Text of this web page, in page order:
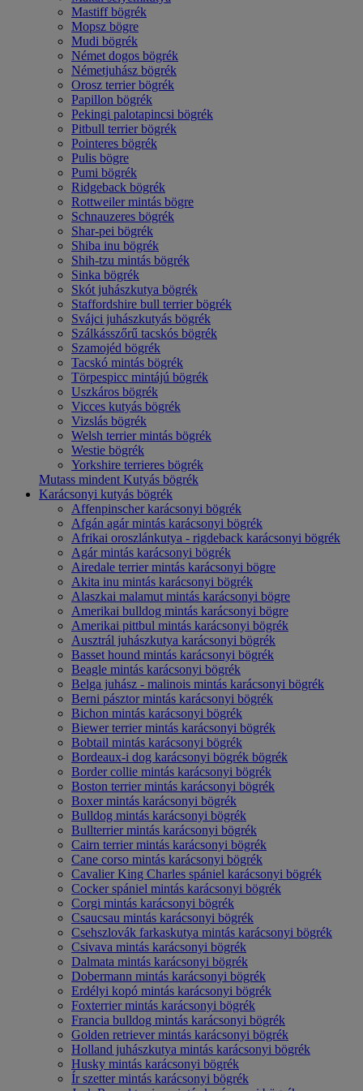
Mastiff bögrék
Mopsz bögre
Mudi bögrék
Német dogos bögrék
Németjuhász bögrék
Orosz terrier bögrék
Papillon bögrék
Pekingi palotapincsi bögrék
Pitbull terrier bögrék
Pointeres bögrék
Pulis bögre
Pumi bögrék
Ridgeback bögrék
Rottweiler mintás bögre
Schnauzeres bögrék
Shar-pei bögrék
Shiba inu bögrék
Shih-tzu mintás bögrék
Sinka bögrék
Skót juhászkutya bögrék
Staffordshire bull terrier bögrék
Svájci juhászkutyás bögrék
Szálkásszőrű tacskós bögrék
Szamojéd bögrék
Tacskó mintás bögrék
Törpespicc mintájú bögrék
Uszkáros bögrék
Vicces kutyás bögrék
Vizslás bögrék
Welsh terrier mintás bögrék
Westie bögrék
Yorkshire terrieres bögrék
Mutass mindent Kutyás bögrék
Karácsonyi kutyás bögrék
Affenpinscher karácsonyi bögrék
Afgán agár mintás karácsonyi bögrék
Afrikai oroszlánkutya - rigdeback karácsonyi bögrék
Agár mintás karácsonyi bögrék
Airedale terrier mintás karácsonyi bögre
Akita inu mintás karácsonyi bögrék
Alaszkai malamut mintás karácsonyi bögre
Amerikai bulldog mintás karácsonyi bögre
Amerikai pittbul mintás karácsonyi bögrék
Ausztrál juhászkutya karácsonyi bögrék
Basset hound mintás karácsonyi bögrék
Beagle mintás karácsonyi bögrék
Belga juhász - malinois mintás karácsonyi bögrék
Berni pásztor mintás karácsonyi bögrék
Bichon mintás karácsonyi bögrék
Biewer terrier mintás karácsonyi bögrék
Bobtail mintás karácsonyi bögrék
Bordeaux-i dog karácsonyi bögrék bögrék
Border collie mintás karácsonyi bögrék
Boston terrier mintás karácsonyi bögrék
Boxer mintás karácsonyi bögrék
Bulldog mintás karácsonyi bögrék
Bullterrier mintás karácsonyi bögrék
Cairn terrier mintás karácsonyi bögrék
Cane corso mintás karácsonyi bögrék
Cavalier King Charles spániel karácsonyi bögrék
Cocker spániel mintás karácsonyi bögrék
Corgi mintás karácsonyi bögrék
Csaucsau mintás karácsonyi bögrék
Csehszlovák farkaskutya mintás karácsonyi bögrék
Csivava mintás karácsonyi bögrék
Dalmata mintás karácsonyi bögrék
Dobermann mintás karácsonyi bögrék
Erdélyi kopó mintás karácsonyi bögrék
Foxterrier mintás karácsonyi bögrék
Francia bulldog mintás karácsonyi bögrék
Golden retriever mintás karácsonyi bögrék
Holland juhászkutya mintás karácsonyi bögrék
Husky mintás karácsonyi bögrék
Ír szetter mintás karácsonyi bögrék